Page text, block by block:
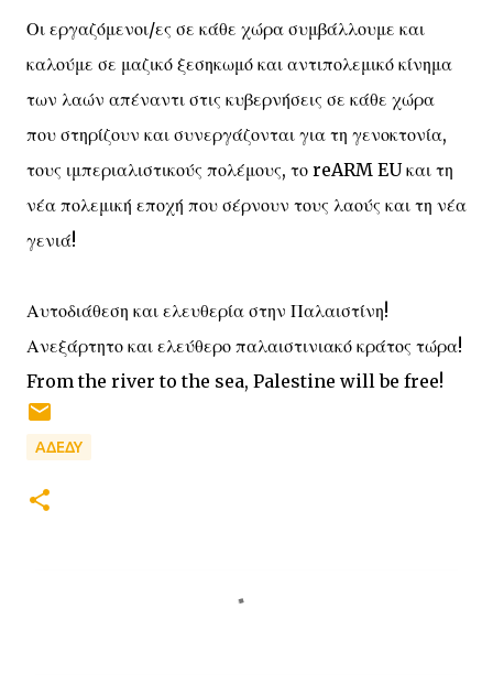
Οι εργαζόμενοι/ες σε κάθε χώρα συμβάλλουμε και
καλούμε σε μαζικό ξεσηκωμό και αντιπολεμικό κίνημα
των λαών απέναντι στις κυβερνήσεις σε κάθε χώρα
που στηρίζουν και συνεργάζονται για τη γενοκτονία,
τους ιμπεριαλιστικούς πολέμους, το reARM EU και τη
νέα πολεμική εποχή που σέρνουν τους λαούς και τη νέα
γενιά!
Αυτοδιάθεση και ελευθερία στην Παλαιστίνη!
Ανεξάρτητο και ελεύθερο παλαιστινιακό κράτος τώρα!
From the river to the sea, Palestine will be free!
ΑΔΕΔΥ